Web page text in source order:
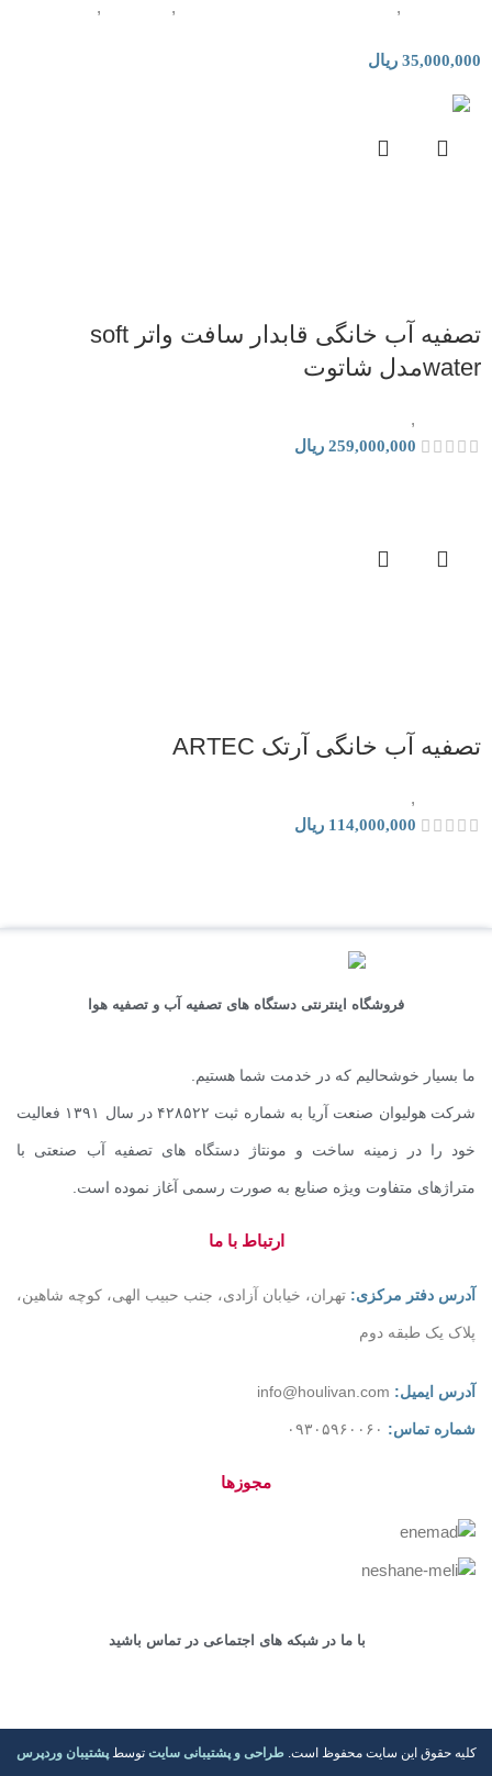
,
,
,
35,000,000 ریال
تصفیه آب خانگی قابدار سافت واتر soft
waterمدل شاتوت
,
259,000,000 ریال
تصفیه آب خانگی آرتک ARTEC
,
114,000,000 ریال
فروشگاه اینترنتی دستگاه های تصفیه آب و تصفیه هوا
ما بسیار خوشحالیم که در خدمت شما هستیم.
شرکت هولیوان صنعت آریا به شماره ثبت ۴۲۸۵۲۲ در سال ۱۳۹۱ فعالیت
خود را در زمینه ساخت و مونتاژ دستگاه های تصفیه آب صنعتی با
متراژهای متفاوت ویژه صنایع به صورت رسمی آغاز نموده است.
ارتباط با ما
آدرس دفتر مرکزی: تهران، خیابان آزادی، جنب حبیب الهی، کوچه شاهین،
پلاک یک طبقه دوم
آدرس ایمیل: info@houlivan.com
شماره تماس: ۰۹۳۰۵۹۶۰۰۶۰
مجوزها
با ما در شبکه های اجتماعی در تماس باشید
کلیه حقوق این سایت محفوظ است.طراحی و پشتیبانی سایت توسطپشتیبان وردپرس